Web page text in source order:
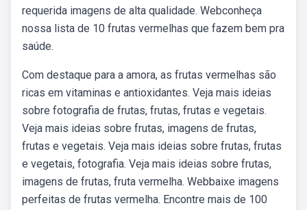
requerida imagens de alta qualidade. Webconheça
nossa lista de 10 frutas vermelhas que fazem bem pra
saúde.
Com destaque para a amora, as frutas vermelhas são
ricas em vitaminas e antioxidantes. Veja mais ideias
sobre fotografia de frutas, frutas, frutas e vegetais.
Veja mais ideias sobre frutas, imagens de frutas,
frutas e vegetais. Veja mais ideias sobre frutas, frutas
e vegetais, fotografia. Veja mais ideias sobre frutas,
imagens de frutas, fruta vermelha. Webbaixe imagens
perfeitas de frutas vermelha. Encontre mais de 100